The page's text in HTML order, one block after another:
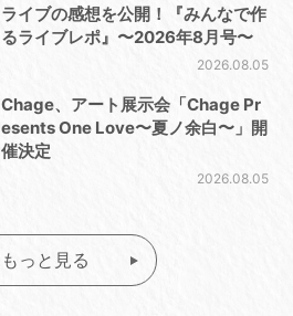
ライブの感想を公開！『みんなで作
るライブレポ』〜2026年8月号〜
2026.08.05
Chage、アート展示会「Chage Pr
esents One Love〜夏ノ余白〜」開
催決定
2026.08.05
もっと見る